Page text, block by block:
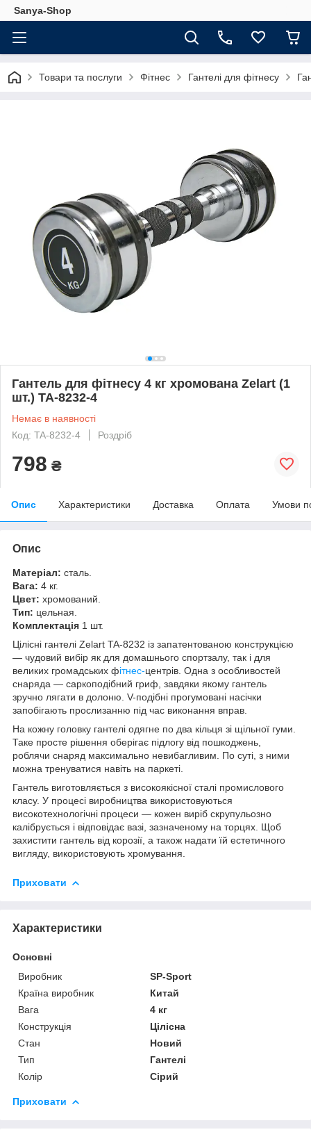
Sanya-Shop
Товари та послуги Фітнес Гантелі для фітнесу
Гантель для фітнесу 4 кг хромована Zelart (1
шт.) TA-8232-4
Немає в наявності
Код: TA-8232-4
Роздріб
798 ₴
Опис Характеристики Доставка Оплата Умови
Опис
Матеріал: сталь.
Вага: 4 кг.
Цвет: хромований.
Тип: цельная.
Комплектація 1 шт.
Цілісні гантелі Zelart TA-8232 із запатентованою конструкцією
— чудовий вибір як для домашнього спортзалу, так і для
великих громадських фітнес-центрів. Одна з особливостей
снаряда — саркоподібний гриф, завдяки якому гантель
зручно лягати в долоню. V-подібні прогумовані насічки
запобігають прослизанню під час виконання вправ.
На кожну головку гантелі одягне по два кільця зі щільної гуми.
Таке просте рішення оберігає підлогу від пошкоджень,
роблячи снаряд максимально невибагливим. По суті, з ними
можна тренуватися навіть на паркеті.
Гантель виготовляється з високоякісної сталі промислового
класу. У процесі виробництва використовуються
високотехнологічні процеси — кожен виріб скрупульозно
калібрується і відповідає вазі, зазначеному на торцях. Щоб
захистити гантель від корозії, а також надати їй естетичного
вигляду, використовують хромування.
Приховати
Характеристики
Основні
Виробник
SP-Sport
Країна виробник
Китай
Вага
4 кг
Конструкція
Цілісна
Стан
Новий
Тип
Гантелі
Колір
Сірий
Приховати